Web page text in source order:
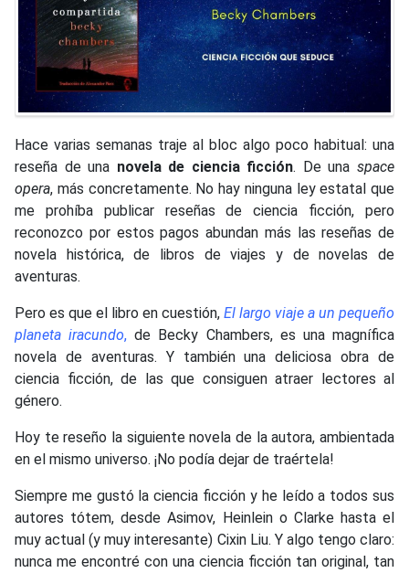
Hace varias semanas traje al bloc algo poco habitual: una
reseña de una novela de ciencia ficción. De unaspace
opera, más concretamente. No hay ninguna ley estatal que
me prohíba publicar reseñas de ciencia ficción, pero
reconozco por estos pagos abundan más las reseñas de
novela histórica, de libros de viajes y de novelas de
aventuras.
Pero es que el libro en cuestión, El largo viaje a un pequeño
planeta iracundo, de Becky Chambers, es una magnífica
novela de aventuras. Y también una deliciosa obra de
ciencia ficción, de las que consiguen atraer lectores al
género.
Hoy te reseño la siguiente novela de la autora, ambientada
en el mismo universo. ¡No podía dejar de traértela!
Siempre me gustó la ciencia ficción y he leído a todos sus
autores tótem, desde Asimov, Heinlein o Clarke hasta el
muy actual (y muy interesante) Cixin Liu. Y algo tengo claro:
nunca me encontré con una ciencia ficción tan original, tan